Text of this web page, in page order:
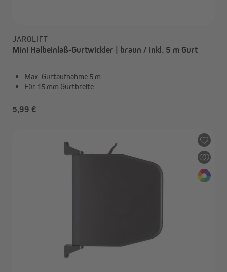
JAROLIFT
Mini Halbeinlaß-Gurtwickler | braun / inkl. 5 m Gurt
Max. Gurtaufnahme 5 m
Für 15 mm Gurtbreite
5,99 €